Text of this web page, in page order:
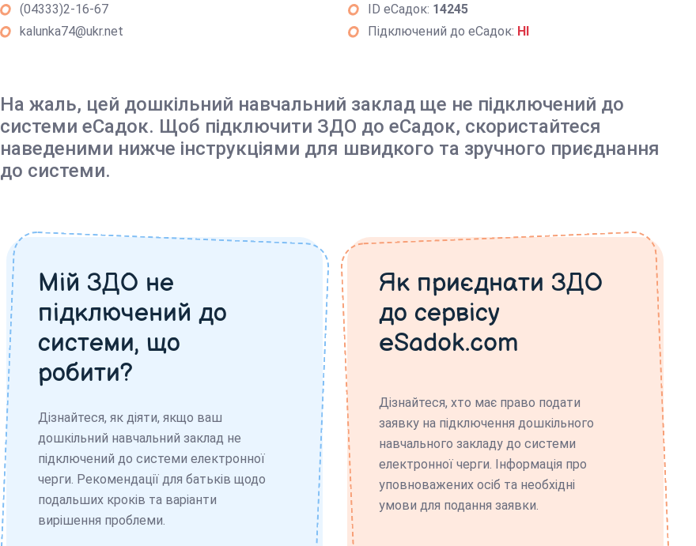
(04333)2-16-67
kalunka74@ukr.net
ID еСадок: 14245
Підключений до еСадок: НІ
На жаль, цей дошкільний навчальний заклад ще не підключений до
системи еСадок. Щоб підключити ЗДО до еСадок, скористайтеся
наведеними нижче інструкціями для швидкого та зручного приєднання
до системи.
Мій ЗДО не
підключений до
системи, що
робити?
Дізнайтеся, як діяти, якщо ваш
дошкільний навчальний заклад не
підключений до системи електронної
черги. Рекомендації для батьків щодо
подальших кроків та варіанти
вирішення проблеми.
Як приєднати ЗДО
до сервісу
eSadok.com
Дізнайтеся, хто має право подати
заявку на підключення дошкільного
навчального закладу до системи
електронної черги. Інформація про
уповноважених осіб та необхідні
умови для подання заявки.